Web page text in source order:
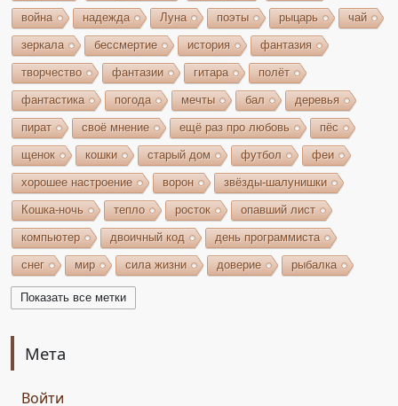
война надежда Луна поэты рыцарь чай
зеркала бессмертие история фантазия
творчество фантазии гитара полёт
фантастика погода мечты бал деревья
пират своё мнение ещё раз про любовь пёс
щенок кошки старый дом футбол феи
хорошее настроение ворон звёзды-шалунишки
Кошка-ночь тепло росток опавший лист
компьютер двоичный код день программиста
снег мир сила жизни доверие рыбалка
волшебство игрушки
возрождение
сомнение
Показать все метки
Мета
Войти